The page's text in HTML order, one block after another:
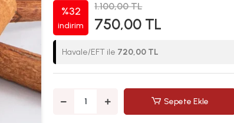
%32
indirim
1.100,00 TL
750,00 TL
Havale/EFT ile 720,00 TL
Sepete Ekle